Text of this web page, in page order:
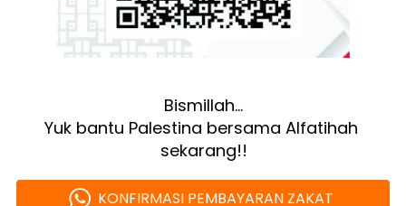
Bismillah…
Yuk bantu Palestina bersama Alfatihah
sekarang!!
` KONFIRMASI PEMBAYARAN ZAKAT